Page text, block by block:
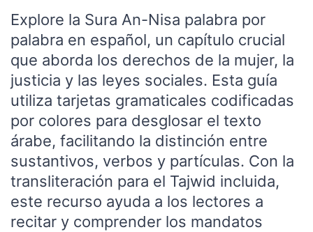
Explore la Sura An-Nisa palabra por
palabra en español, un capítulo crucial
que aborda los derechos de la mujer, la
justicia y las leyes sociales. Esta guía
utiliza tarjetas gramaticales codificadas
por colores para desglosar el texto
árabe, facilitando la distinción entre
sustantivos, verbos y partículas. Con la
transliteración para el Tajwid incluida,
este recurso ayuda a los lectores a
recitar y comprender los mandatos